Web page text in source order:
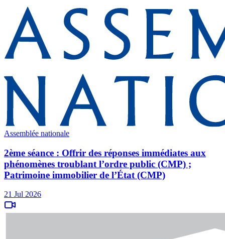
Assemblée nationale
2ème séance : Offrir des réponses immédiates aux
phénomènes troublant l’ordre public (CMP) ;
Patrimoine immobilier de l’État (CMP)
21 Jul 2026